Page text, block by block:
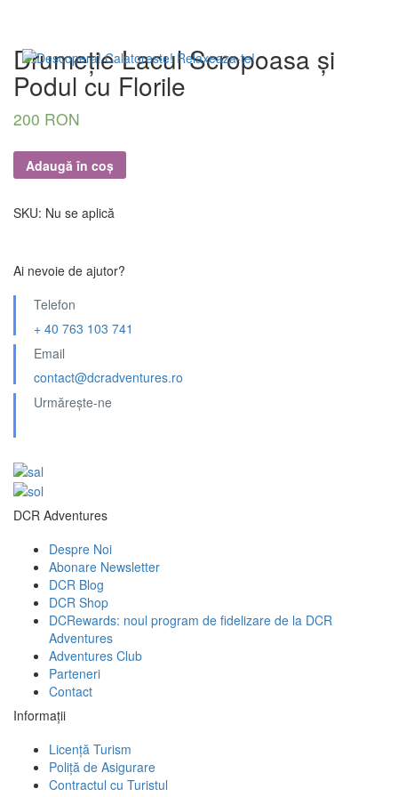
Drumeție Lacul Scropoasa și
Podul cu Florile
200 RON
Adaugă în coș
SKU: Nu se aplică
Ai nevoie de ajutor?
Telefon
+ 40 763 103 741
Email
contact@dcradventures.ro
Urmărește-ne
DCR Adventures
Despre Noi
Abonare Newsletter
DCR Blog
DCR Shop
DCRewards: noul program de fidelizare de la DCR
Adventures
Adventures Club
Parteneri
Contact
Informații
Licență Turism
Poliță de Asigurare
Contractul cu Turistul